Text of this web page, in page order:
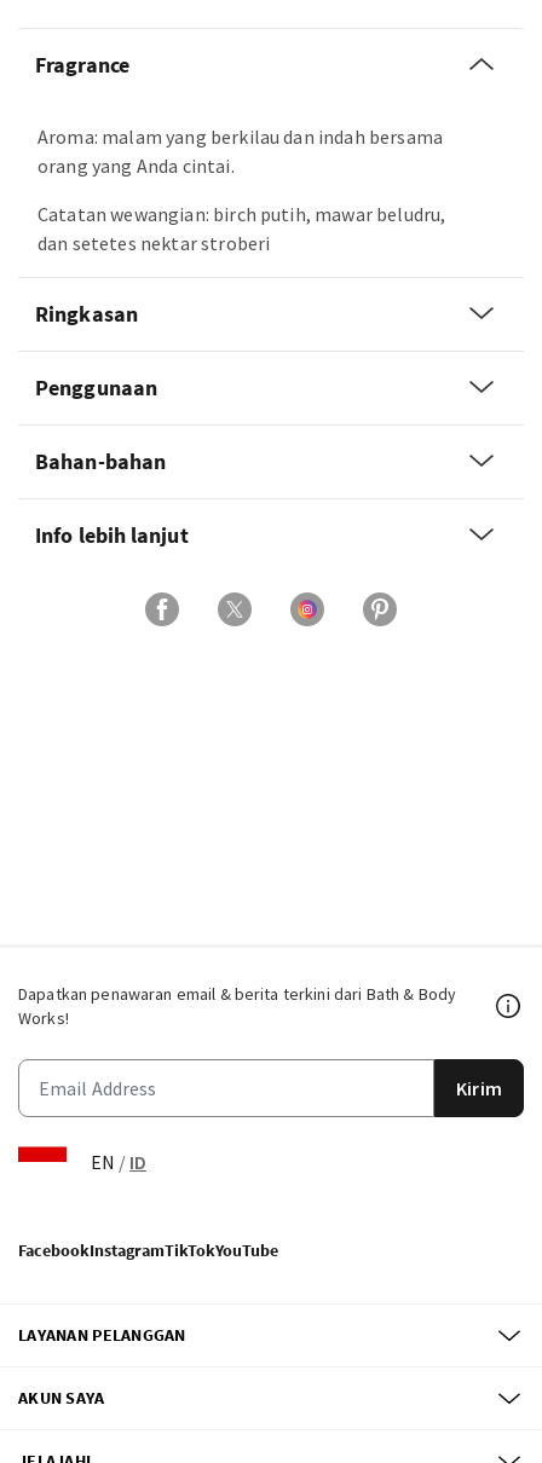
Fragrance
Aroma: malam yang berkilau dan indah bersama
orang yang Anda cintai.
Catatan wewangian: birch putih, mawar beludru,
dan setetes nektar stroberi
Ringkasan
Penggunaan
Bahan-bahan
Info lebih lanjut
Dapatkan penawaran email & berita terkini dari Bath & Body
Works!
Kirim
EN / ID
FacebookInstagramTikTokYouTube
LAYANAN PELANGGAN
AKUN SAYA